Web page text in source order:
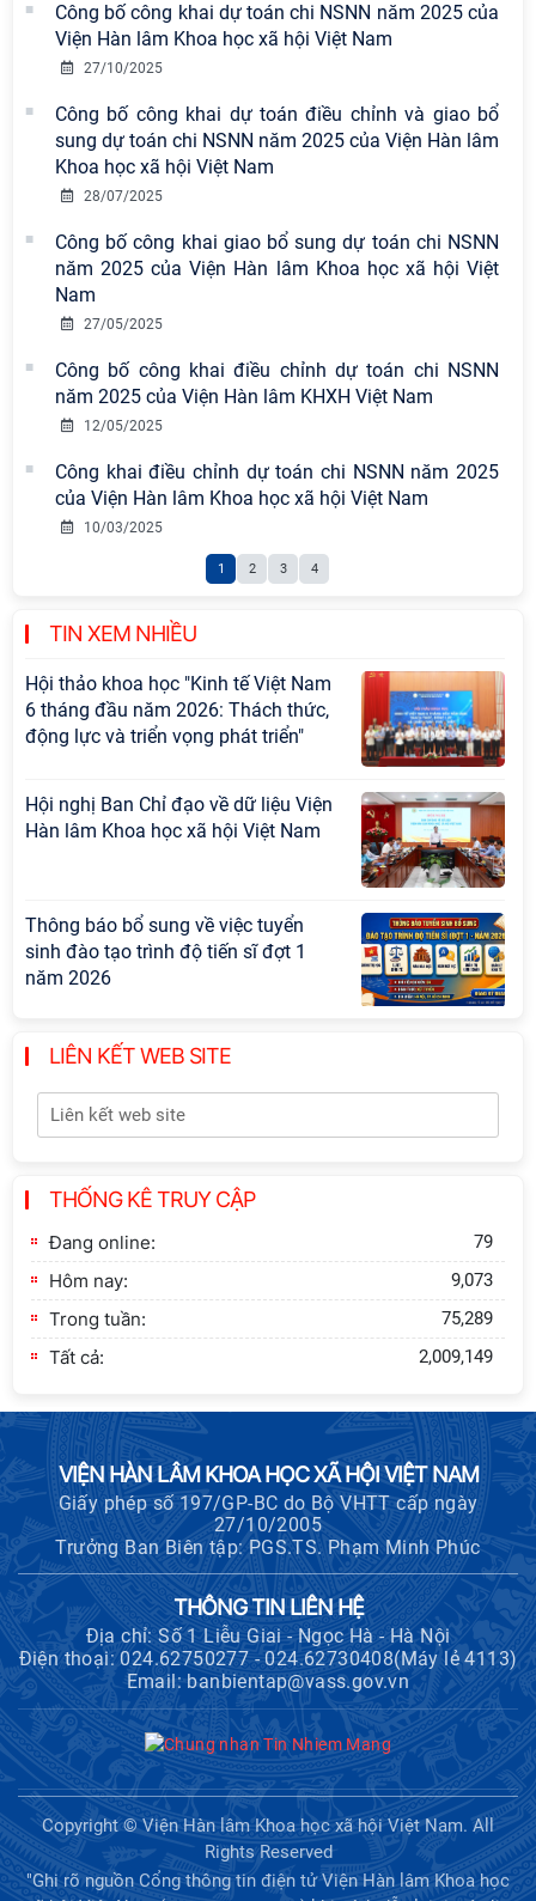
Công bố công khai dự toán chi NSNN năm 2025 của
Viện Hàn lâm Khoa học xã hội Việt Nam
27/10/2025
Công bố công khai dự toán điều chỉnh và giao bổ
sung dự toán chi NSNN năm 2025 của Viện Hàn lâm
Khoa học xã hội Việt Nam
28/07/2025
Công bố công khai giao bổ sung dự toán chi NSNN
năm 2025 của Viện Hàn lâm Khoa học xã hội Việt
Nam
27/05/2025
Công bố công khai điều chỉnh dự toán chi NSNN
năm 2025 của Viện Hàn lâm KHXH Việt Nam
12/05/2025
Công khai điều chỉnh dự toán chi NSNN năm 2025
của Viện Hàn lâm Khoa học xã hội Việt Nam
10/03/2025
1 2 3 4
TIN XEM NHIỀU
nền tảng tư tưởng của Đảng năm
2026
chuyên đề: Đẩy mạnh học tập, thực
hành tư tưởng, đạo đức, phương
pháp, phong cách Hồ Chí Minh trong
giai đoạn phát triển mới
Viện Hàn lâm Khoa học xã hội Việt
Nam công bố các quyết định về
công tác cán bộ
Hội thảo khoa học quốc tế “Không
gian phát triển Việt Nam trong kỷ
nguyên mới: Định hướng chiến lược
vào thứ ba, ngày 28/7/2026
Hội nghị Lãnh đạo Viện Hàn lâm
Khoa học xã hội Việt Nam làm việc
với Ban Chủ nhiệm các Chương trình
cấp Bộ
Hội thảo khoa học "Kinh tế Việt Nam
6 tháng đầu năm 2026: Thách thức,
động lực và triển vọng phát triển"
Hội nghị Ban Chỉ đạo về dữ liệu Viện
Hàn lâm Khoa học xã hội Việt Nam
Thông báo bổ sung về việc tuyển
sinh đào tạo trình độ tiến sĩ đợt 1
năm 2026
Hội thảo quốc tế "Không gian phát
triển Việt Nam trong kỷ nguyên mới:
Định hướng chiến lược và lựa chọn
chính sách”
xây dựng Thành Nhà Hồ ở núi An
LIÊN KẾT WEB SITE
THỐNG KÊ TRUY CẬP
Đang online: 79
Hôm nay: 9,073
Trong tuần: 75,289
Tất cả: 2,009,149
VIỆN HÀN LÂM KHOA HỌC XÃ HỘI VIỆT NAM
Giấy phép số 197/GP-BC do Bộ VHTT cấp ngày
27/10/2005
Trưởng Ban Biên tập: PGS.TS. Phạm Minh Phúc
THÔNG TIN LIÊN HỆ
Địa chỉ: Số 1 Liễu Giai - Ngọc Hà - Hà Nội
Điện thoại: 024.62750277 - 024.62730408(Máy lẻ 4113)
Email: banbientap@vass.gov.vn
Copyright © Viện Hàn lâm Khoa học xã hội Việt Nam. All
Rights Reserved
"Ghi rõ nguồn Cổng thông tin điện tử Viện Hàn lâm Khoa học